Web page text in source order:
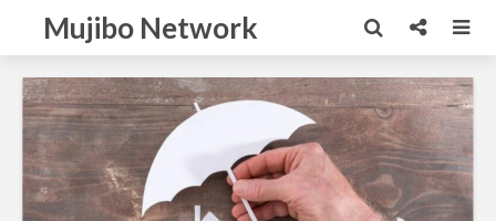
Mujibo Network